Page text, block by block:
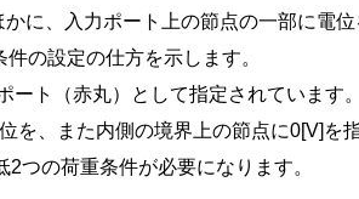
に、入力ポート上の節点の一部に電
の設定の仕方を示します。
ト（赤丸）として指定されています。
、また内側の境界上の節点に0[V]を
つの荷重条件が必要になります。